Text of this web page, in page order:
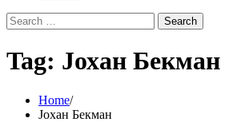
Search
for:
Tag: Јохан Бекман
Home
Јохан Бекман